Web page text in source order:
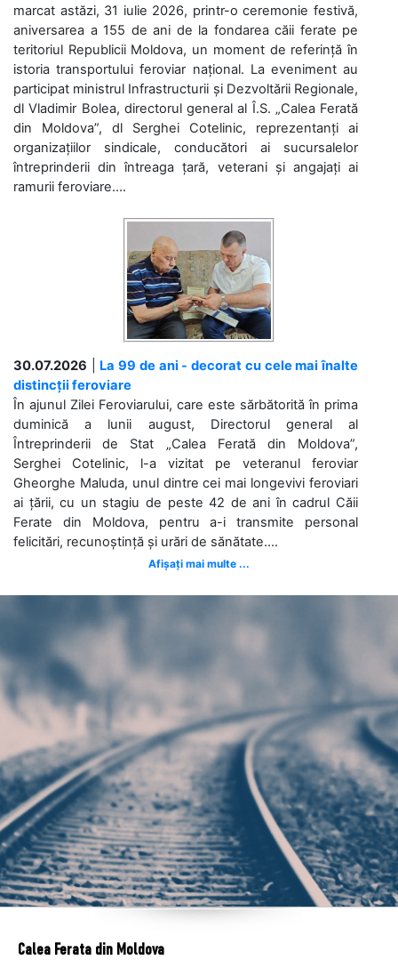
marcat astăzi, 31 iulie 2026, printr-o ceremonie festivă,
aniversarea a 155 de ani de la fondarea căii ferate pe
teritoriul Republicii Moldova, un moment de referință în
istoria transportului feroviar național. La eveniment au
participat ministrul Infrastructurii și Dezvoltării Regionale,
dl Vladimir Bolea, directorul general al Î.S. „Calea Ferată
din Moldova”, dl Serghei Cotelinic, reprezentanți ai
organizațiilor sindicale, conducători ai sucursalelor
întreprinderii din întreaga țară, veterani și angajați ai
ramurii feroviare....
30.07.2026
La 99 de ani - decorat cu cele mai înalte
distincții feroviare
În ajunul Zilei Feroviarului, care este sărbătorită în prima
duminică a lunii august, Directorul general al
Întreprinderii de Stat „Calea Ferată din Moldova”,
Serghei Cotelinic, l-a vizitat pe veteranul feroviar
Gheorghe Maluda, unul dintre cei mai longevivi feroviari
ai țării, cu un stagiu de peste 42 de ani în cadrul Căii
Ferate din Moldova, pentru a-i transmite personal
felicitări, recunoștință și urări de sănătate....
Afișați mai multe ...
Calea Ferata din Moldova